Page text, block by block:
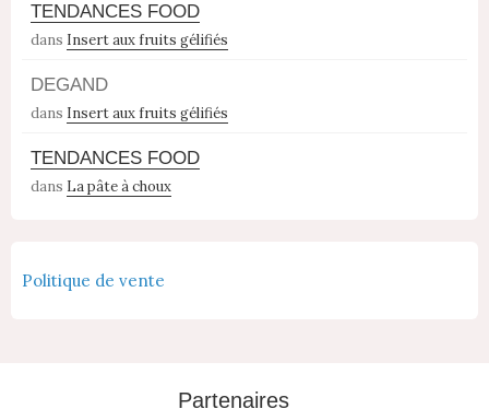
TENDANCES FOOD
dans Insert aux fruits gélifiés
DEGAND
dans Insert aux fruits gélifiés
TENDANCES FOOD
dans La pâte à choux
Politique de vente
Partenaires